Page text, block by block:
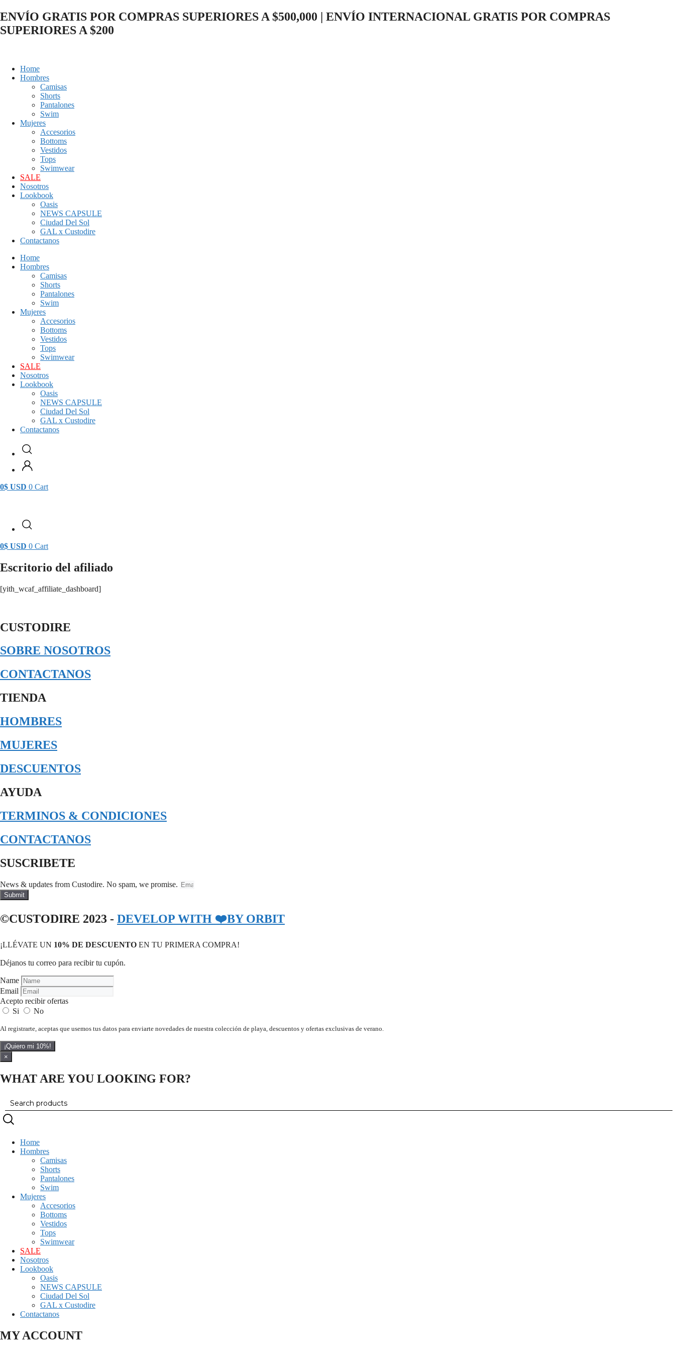
Skip
to
content
ENVÍO GRATIS POR COMPRAS SUPERIORES A $500,000 | ENVÍO INTERNACIONAL GRATIS POR COMPRAS
SUPERIORES A $200
Home
Hombres
Camisas
Shorts
Pantalones
Swim
Mujeres
Accesorios
Bottoms
Vestidos
Tops
Swimwear
SALE
Nosotros
Lookbook
Oasis
NEWS CAPSULE
Ciudad Del Sol
GAL x Custodire
Contactanos
Home
Hombres
Camisas
Shorts
Pantalones
Swim
Mujeres
Accesorios
Bottoms
Vestidos
Tops
Swimwear
SALE
Nosotros
Lookbook
Oasis
NEWS CAPSULE
Ciudad Del Sol
GAL x Custodire
Contactanos
0$ USD 0 Cart
0$ USD 0 Cart
Escritorio del afiliado
[yith_wcaf_affiliate_dashboard]
CUSTODIRE
SOBRE NOSOTROS
CONTACTANOS
TIENDA
HOMBRES
MUJERES
DESCUENTOS
AYUDA
TERMINOS & CONDICIONES
CONTACTANOS
SUSCRIBETE
News & updates from Custodire. No spam, we promise.
Submit
©CUSTODIRE 2023 - DEVELOP WITH ❤️BY ORBIT
¡LLÉVATE UN 10% DE DESCUENTO EN TU PRIMERA COMPRA!
Déjanos tu correo para recibir tu cupón.
Name
Email
Acepto recibir ofertas
Si
No
Al registrarte, aceptas que usemos tus datos para enviarte novedades de nuestra colección de playa, descuentos y ofertas exclusivas de verano.
¡Quiero mi 10%!
×
WHAT ARE YOU LOOKING FOR?
Home
Hombres
Camisas
Shorts
Pantalones
Swim
Mujeres
Accesorios
Bottoms
Vestidos
Tops
Swimwear
SALE
Nosotros
Lookbook
Oasis
NEWS CAPSULE
Ciudad Del Sol
GAL x Custodire
Contactanos
MY ACCOUNT